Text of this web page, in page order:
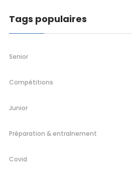
Tags populaires
Senior
Compétitions
Junior
Préparation & entraînement
Covid